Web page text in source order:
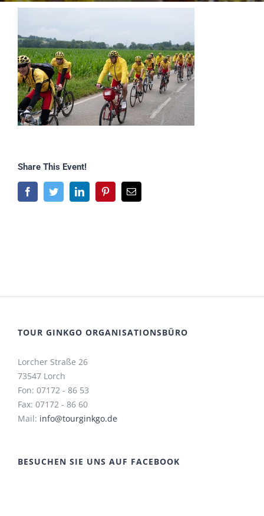
Share This Event!
FacebookTwitterLinkedInPinterestE-
Mail
TOUR GINKGO ORGANISATIONSBÜRO
Lorcher Straße 26
73547 Lorch
Fon: 07172 - 86 53
Fax: 07172 - 86 60
Mail: info@tourginkgo.de
BESUCHEN SIE UNS AUF FACEBOOK